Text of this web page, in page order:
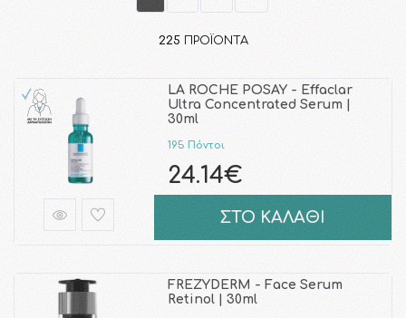
225 ΠΡΟΪΌΝΤΑ
LA ROCHE POSAY - Effaclar
Ultra Concentrated Serum |
30ml
195 Πόντοι
24.14€
ΣΤΟ ΚΑΛΑΘΙ
FREZYDERM - Face Serum
Retinol | 30ml